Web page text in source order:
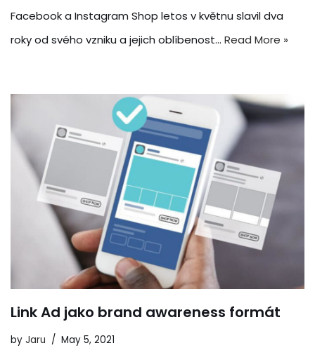
Facebook a Instagram Shop letos v květnu slavil dva
roky od svého vzniku a jejich oblíbenost… Read More »
Link Ad jako brand awareness formát
by Jaru May 5, 2021